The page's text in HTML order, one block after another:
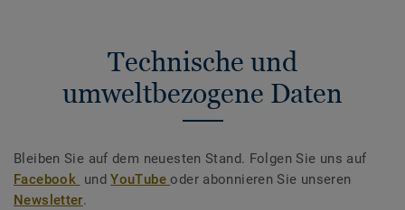
Technische und
umweltbezogene Daten
Bleiben Sie auf dem neuesten Stand. Folgen Sie uns auf
Facebook undYouTubeoder abonnieren Sie unseren
Newsletter.